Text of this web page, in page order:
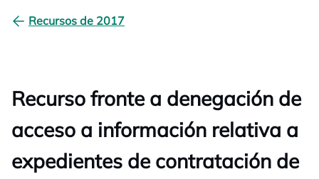
Recursos de 2017
Recurso fronte a denegación de
acceso a información relativa a
expedientes de contratación de